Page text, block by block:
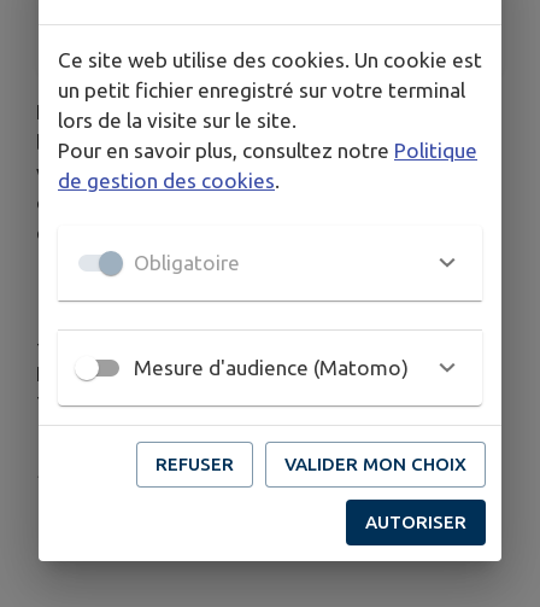
Les vendredis matins les commerçants primeurs,
bouchers, fleuristes, artisans... se donnent rendez-
vous à Cernay ! Un incontournable pour tous ceux
qui aiment les bons produits de saison, du terroir
et l'ambiance conviviale.
--
Informations complémentaires:
Téléphone : 03 89 75 50 35
Publié par Office de Tourisme Thann-Cernay
Ce site web utilise des cookies. Un cookie est
un petit fichier enregistré sur votre terminal
lors de la visite sur le site.
Pour en savoir plus, consultez notre Politique
de gestion des cookies
Obligatoire
Mesure d'audience (Matomo)
REFUSER VALIDER MON CHOIX
AUTORISER